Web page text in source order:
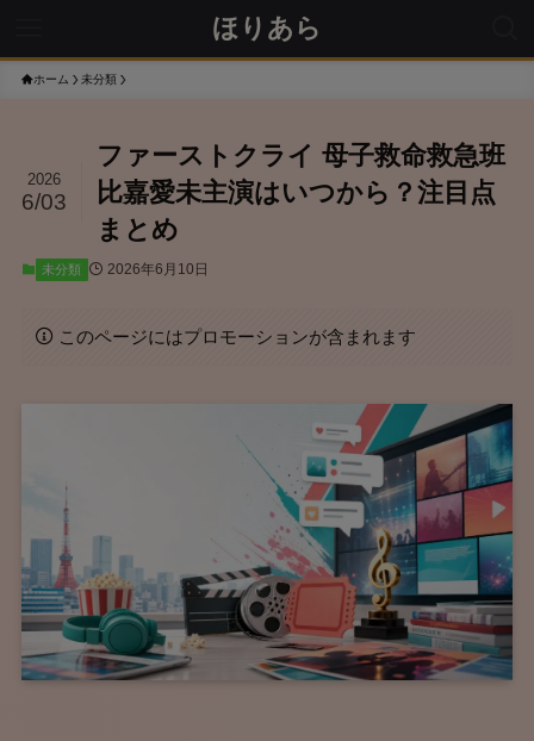
ほりあら
ホーム 未分類
ファーストクライ 母子救命救急班
比嘉愛未主演はいつから？注目点
まとめ
2026
6/03
未分類 2026年6月10日
このページにはプロモーションが含まれます